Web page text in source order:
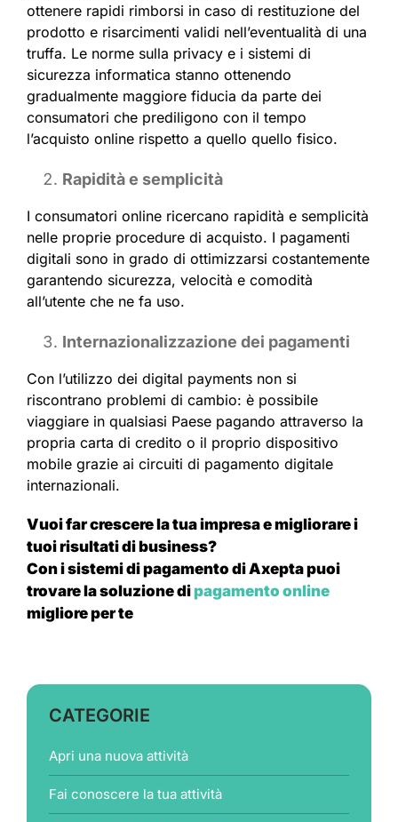
ottenere rapidi rimborsi in caso di restituzione del
prodotto e risarcimenti validi nell’eventualità di una
truffa. Le norme sulla privacy e i sistemi di
sicurezza informatica stanno ottenendo
gradualmente maggiore fiducia da parte dei
consumatori che prediligono con il tempo
l’acquisto online rispetto a quello quello fisico.
Rapidità e semplicità
I consumatori online ricercano rapidità e semplicità
nelle proprie procedure di acquisto. I pagamenti
digitali sono in grado di ottimizzarsi costantemente
garantendo sicurezza, velocità e comodità
all’utente che ne fa uso.
Internazionalizzazione dei pagamenti
Con l’utilizzo dei digital payments non si
riscontrano problemi di cambio: è possibile
viaggiare in qualsiasi Paese pagando attraverso la
propria carta di credito o il proprio dispositivo
mobile grazie ai circuiti di pagamento digitale
internazionali.
Vuoi far crescere la tua impresa e migliorare i
tuoi risultati di business?
Con i sistemi di pagamento di Axepta puoi
trovare la soluzione dipagamento online
migliore per te
CATEGORIE
Apri una nuova attività
Fai conoscere la tua attività